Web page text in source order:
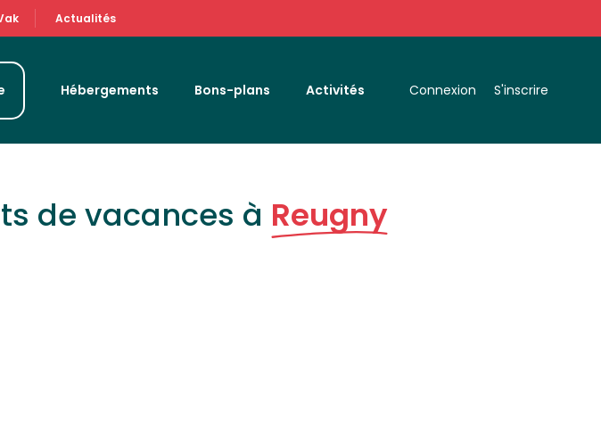
Actualités
Hébergements Bons-plans Activités Connexion S'inscrire
de vacances à Reugny